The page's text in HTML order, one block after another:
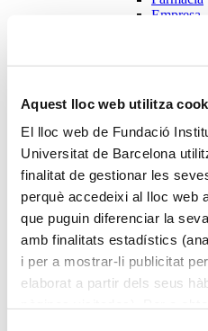
Aquest lloc web utilitza
El lloc web de Fundació
Universitat de Barcelona
finalitat de gestionar les
perquè accedeixi al lloc web
que puguin diferenciar la
amb finalitats estadístics
i per a mostrar-li publicitat
elaborat a partir dels seus
Cursos
Farmàcia
Empresa,
Futurs estudiants
Com matricular-se
Preguntes freqüents
Per què IL3-UB?
Què opinen els
Metodologia IL3-UB
10 motius pels quals
La teva carrera professional